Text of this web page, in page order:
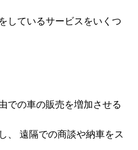
しているサービスをいくつ
での車の販売を増加させる
、 遠隔での商談や納車をス